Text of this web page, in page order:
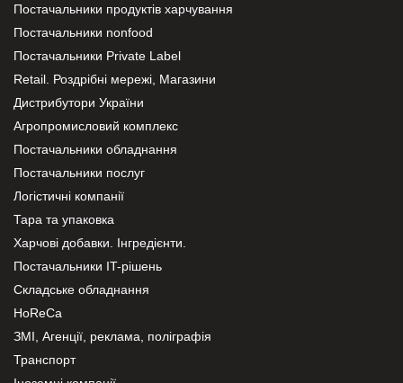
Постачальники продуктів харчування
Постачальники nonfood
Постачальники Private Label
Retail. Роздрібні мережі, Магазини
Дистрибутори України
Агропромисловий комплекс
Постачальники обладнання
Постачальники послуг
Логістичні компанії
Тара та упаковка
Харчові добавки. Інгредієнти.
Постачальники IT-рішень
Складське обладнання
HoReCa
ЗМІ, Агенції, реклама, поліграфія
Транспорт